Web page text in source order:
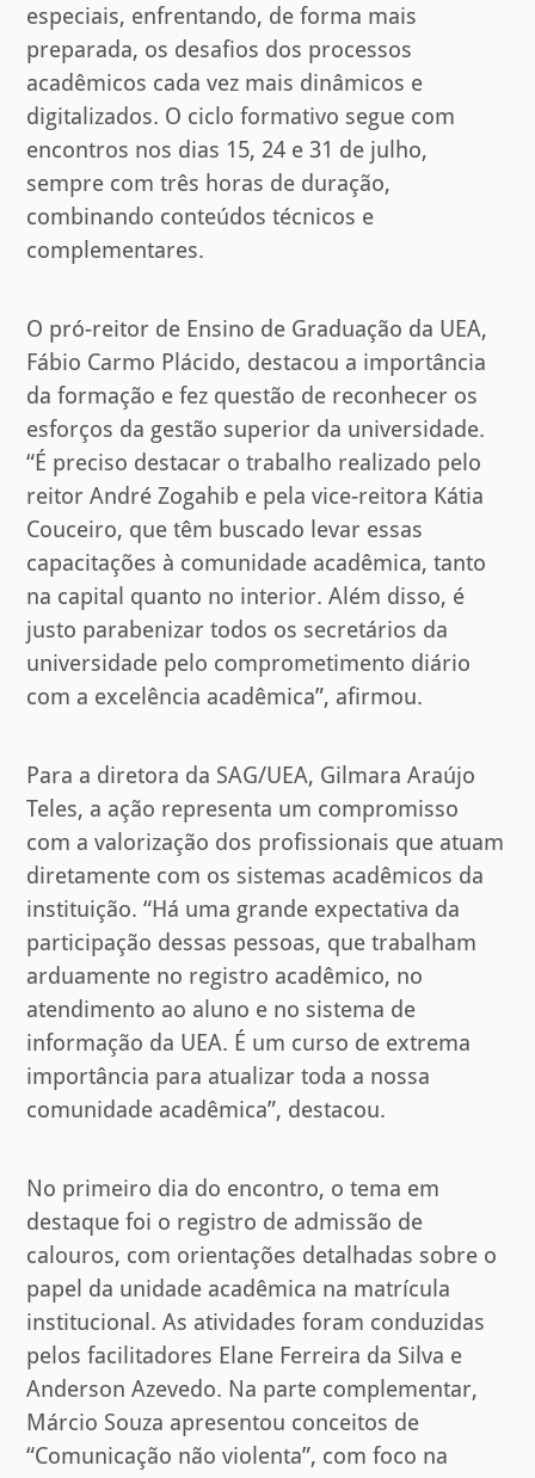
especiais, enfrentando, de forma mais
preparada, os desafios dos processos
acadêmicos cada vez mais dinâmicos e
digitalizados. O ciclo formativo segue com
encontros nos dias 15, 24 e 31 de julho,
sempre com três horas de duração,
combinando conteúdos técnicos e
complementares.
O pró-reitor de Ensino de Graduação da UEA,
Fábio Carmo Plácido, destacou a importância
da formação e fez questão de reconhecer os
esforços da gestão superior da universidade.
“É preciso destacar o trabalho realizado pelo
reitor André Zogahib e pela vice-reitora Kátia
Couceiro, que têm buscado levar essas
capacitações à comunidade acadêmica, tanto
na capital quanto no interior. Além disso, é
justo parabenizar todos os secretários da
universidade pelo comprometimento diário
com a excelência acadêmica”, afirmou.
Para a diretora da SAG/UEA, Gilmara Araújo
Teles, a ação representa um compromisso
com a valorização dos profissionais que atuam
diretamente com os sistemas acadêmicos da
instituição. “Há uma grande expectativa da
participação dessas pessoas, que trabalham
arduamente no registro acadêmico, no
atendimento ao aluno e no sistema de
informação da UEA. É um curso de extrema
importância para atualizar toda a nossa
comunidade acadêmica”, destacou.
No primeiro dia do encontro, o tema em
destaque foi o registro de admissão de
calouros, com orientações detalhadas sobre o
papel da unidade acadêmica na matrícula
institucional. As atividades foram conduzidas
pelos facilitadores Elane Ferreira da Silva e
Anderson Azevedo. Na parte complementar,
Márcio Souza apresentou conceitos de
“Comunicação não violenta”, com foco na